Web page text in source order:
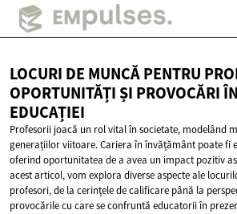
LOCURI DE MUNCĂ PENTRU
OPORTUNITĂȚI ȘI PROVOCĂRI ÎN
EDUCAȚIEI
Profesorii joacă un rol vital în societate, modelând
generațiilor viitoare. Cariera în învățământ poate fi
oferind oportunitatea de a avea un impact pozitiv
acest articol, vom explora diverse aspecte ale
profesori, de la cerințele de calificare până la
provocările cu care se confruntă educatorii în